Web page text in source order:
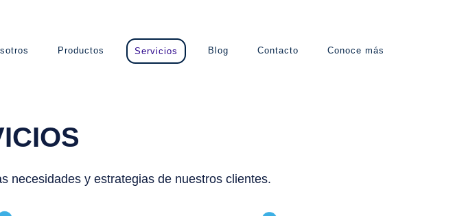
Productos Servicios Blog Contacto Conoce más
necesidades y estrategias de nuestros clientes.